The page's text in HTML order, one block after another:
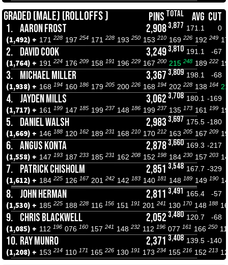
GRADED (MALE) (ROLLOFFS ) PINS TOTAL AVG CUT
1. AARON FROST 2,908 3,877 171.1 0
(1,492) + 171 228 197 254 171 228 193 250 153 210 169 226 192 249
2. DAVID COOK 3,2493,810 191.1 -67
(1,764) + 191 224 176 209 158 191 196 229 167 200 215 248 189 222
3. MICHAEL MILLER 3,367 3,809 198.1 -68
(1,938) + 168 194 160 186 179 205 200 226 168 194 202 228 138 164
4. JAYDEN MILLS 3,062 3,708 180.1 -169
(1,717) + 161 199 147 185 199 237 148 186 199 237 135 173 161 199
5. DANIEL WALSH 2,983 3,697 175.5 -180
(1,669) + 146 188 120 162 189 231 168 210 170 212 163 205 167 209
6. ANGUS KONTA 2,8783,660 169.3 -217
(1,558) + 147 193 187 233 185 231 162 208 152 198 184 230 157 203
7. PATRICK CHISHOLM 2,851 3,548 167.7 -329
(1,612) + 184 225 126 167 201 242 142 183 140 181 148 189 149 190
8. JOHN HERMAN 2,811 3,491 165.4 -57
(1,530) + 185 225 188 228 116 156 151 191 201 241 130 170 148 188
9. CHRIS BLACKWELL 2,052 3,480 120.7 -68
(1,085) + 112 196 076 160 157 241 148 232 112 196 077 161 166 250
10. RAY MUNRO 2,371 3,408 139.5 -140
(1,208) + 153 214 110 171 165 226 130 191 173 234 155 216 152 213